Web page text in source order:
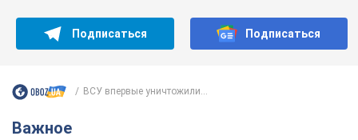
Подписаться Подписаться
ВСУ впервые уничтожили...
Важное